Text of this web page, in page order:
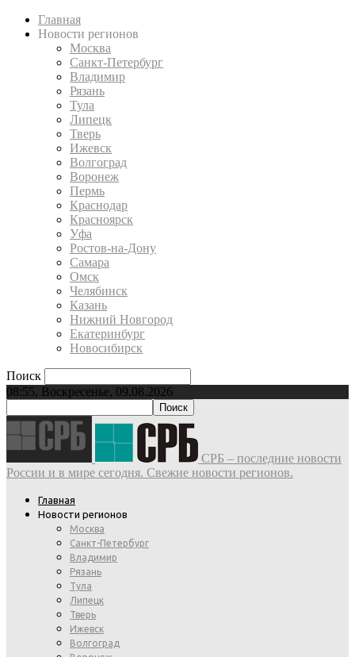
Главная
Новости регионов
Москва
Санкт-Петербург
Владимир
Рязань
Тула
Липецк
Тверь
Ижевск
Волгоград
Воронеж
Пермь
Краснодар
Красноярск
Уфа
Ростов-на-Дону
Самара
Омск
Челябинск
Казань
Нижний Новгород
Екатеринбург
Новосибирск
Поиск
08:55, Воскресенье, 09.08.2026
СРБ – последние новости
России и в мире сегодня. Свежие новости регионов.
Главная
Новости регионов
Москва
Санкт-Петербург
Владимир
Рязань
Тула
Липецк
Тверь
Ижевск
Волгоград